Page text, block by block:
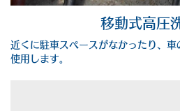
移動式高圧
近くに駐車スペースがなかったり、
使用します。